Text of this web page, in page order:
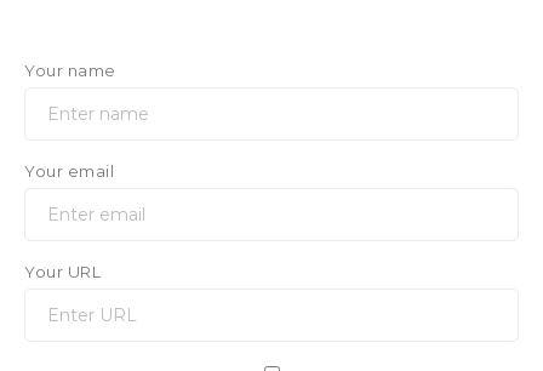
Your name
Your email
Your URL